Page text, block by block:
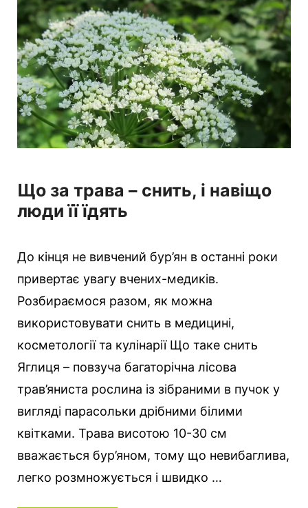
Що за трава – снить, і навіщо
люди її їдять
До кінця не вивчений бур’ян в останні роки
привертає увагу вчених-медиків.
Розбираємося разом, як можна
використовувати снить в медицині,
косметології та кулінарії Що таке снить
Яглиця – повзуча багаторічна лісова
трав’яниста рослина із зібраними в пучок у
вигляді парасольки дрібними білими
квітками. Трава висотою 10-30 см
вважається бур’яном, тому що невибаглива,
легко розмножується і швидко …